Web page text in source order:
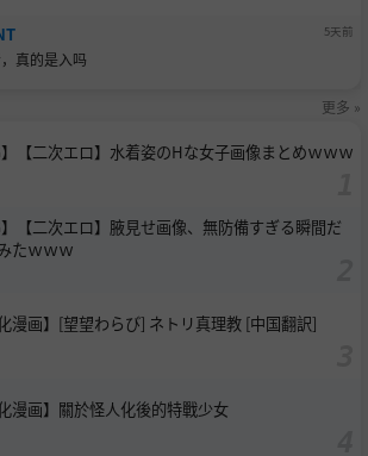
5天前
真的是入吗
更多 »
】【二次エロ】水着姿のHな女子画像まとめｗｗｗ
】【二次エロ】腋見せ画像、無防備すぎる瞬間だ
たｗｗｗ
化漫画】[望望わらび] ネトリ真理教 [中国翻訳]
化漫画】關於怪人化後的特戰少女